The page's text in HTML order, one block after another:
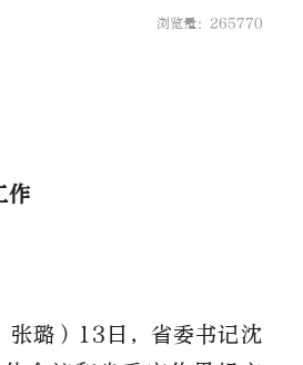
浏览量：265770
作
璐）13日，省委书记沈